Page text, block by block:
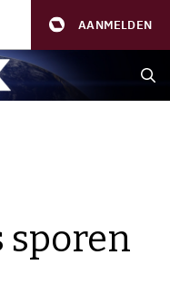
AANMELDEN
sporen